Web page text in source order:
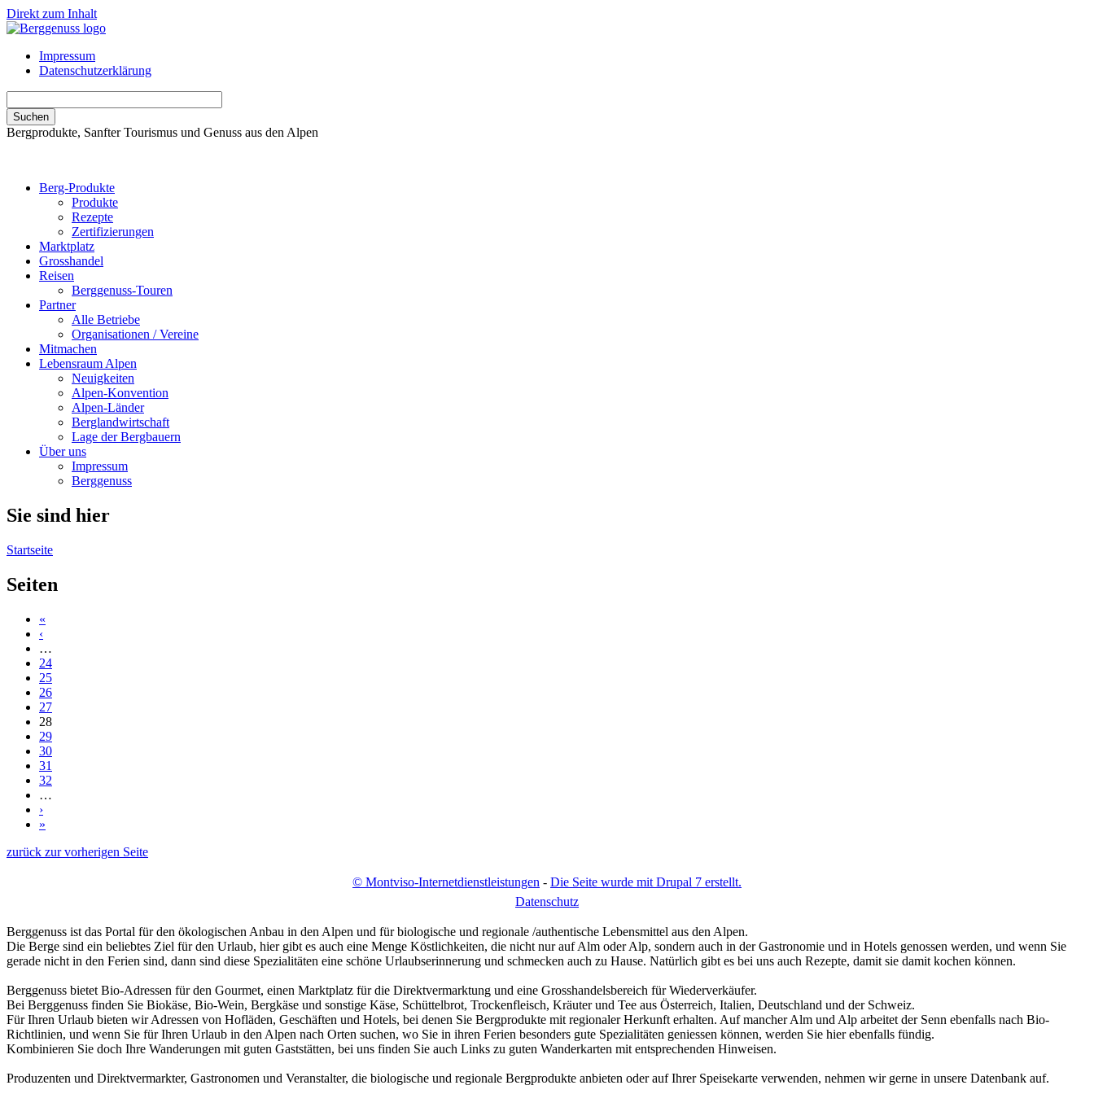
Direkt zum Inhalt
Impressum
Datenschutzerklärung
Bergprodukte, Sanfter Tourismus und Genuss aus den Alpen
Berg-Produkte
Produkte
Rezepte
Zertifizierungen
Marktplatz
Grosshandel
Reisen
Berggenuss-Touren
Partner
Alle Betriebe
Organisationen / Vereine
Mitmachen
Lebensraum Alpen
Neuigkeiten
Alpen-Konvention
Alpen-Länder
Berglandwirtschaft
Lage der Bergbauern
Über uns
Impressum
Berggenuss
Sie sind hier
Startseite
Seiten
«
‹
…
24
25
26
27
28
29
30
31
32
…
›
»
zurück zur vorherigen Seite
© Montviso-Internetdienstleistungen - Die Seite wurde mit Drupal 7 erstellt.
Datenschutz
Berggenuss ist das Portal für den ökologischen Anbau in den Alpen und für biologische und regionale /authentische Lebensmittel aus den Alpen.
Die Berge sind ein beliebtes Ziel für den Urlaub, hier gibt es auch eine Menge Köstlichkeiten, die nicht nur auf Alm oder Alp, sondern auch in der Gastronomie und in Hotels genossen werden, und wenn Sie
gerade nicht in den Ferien sind, dann sind diese Spezialitäten eine schöne Urlaubserinnerung und schmecken auch zu Hause. Natürlich gibt es bei uns auch Rezepte, damit sie damit kochen können.
Berggenuss bietet Bio-Adressen für den Gourmet, einen Marktplatz für die Direktvermarktung und eine Grosshandelsbereich für Wiederverkäufer.
Bei Berggenuss finden Sie Biokäse, Bio-Wein, Bergkäse und sonstige Käse, Schüttelbrot, Trockenfleisch, Kräuter und Tee aus Österreich, Italien, Deutschland und der Schweiz.
Für Ihren Urlaub bieten wir Adressen von Hofläden, Geschäften und Hotels, bei denen Sie Bergprodukte mit regionaler Herkunft erhalten. Auf mancher Alm und Alp arbeitet der Senn ebenfalls nach Bio-
Richtlinien, und wenn Sie für Ihren Urlaub in den Alpen nach Orten suchen, wo Sie in ihren Ferien besonders gute Spezialitäten geniessen können, werden Sie hier ebenfalls fündig.
Kombinieren Sie doch Ihre Wanderungen mit guten Gaststätten, bei uns finden Sie auch Links zu guten Wanderkarten mit entsprechenden Hinweisen.
Produzenten und Direktvermarkter, Gastronomen und Veranstalter, die biologische und regionale Bergprodukte anbieten oder auf Ihrer Speisekarte verwenden, nehmen wir gerne in unsere Datenbank auf.